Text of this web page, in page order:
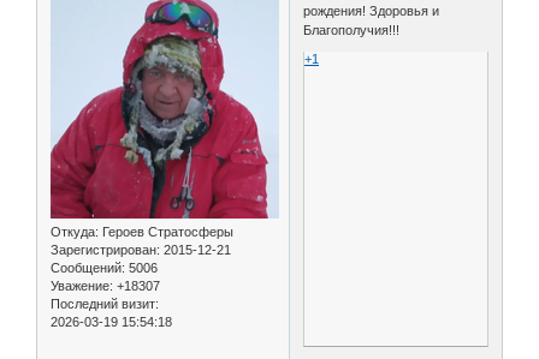
Откуда: Героев Стратосферы
Зарегистрирован: 2015-12-21
Сообщений: 5006
Уважение: +18307
Последний визит:
2026-03-19 15:54:18
рождения! Здоровья и
Благополучия!!!
+1